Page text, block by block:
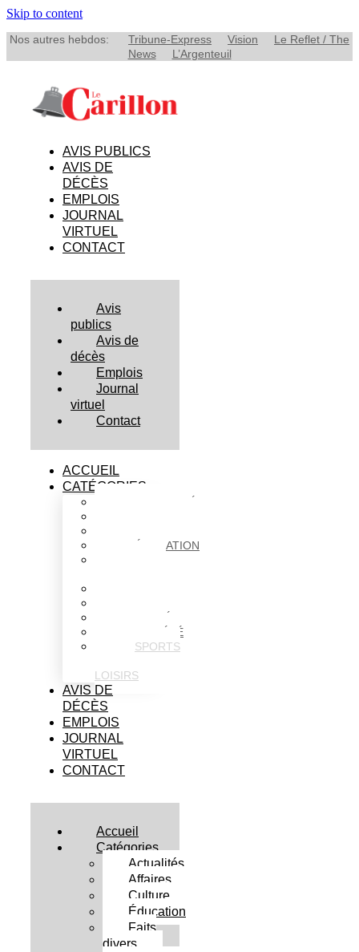
Skip to content
Nos autres hebdos: Tribune-Express Vision
Le Reflet / The
News
L’Argenteuil
AVIS PUBLICS
AVIS DE
DÉCÈS
EMPLOIS
JOURNAL
VIRTUEL
CONTACT
Avis
publics
Avis de
décès
Emplois
Journal
virtuel
Contact
ACCUEIL
CATÉGORIES
ÉDUCATION
SOCIÉTÉ
SPORTS
LOISIRS
AVIS DE
DÉCÈS
EMPLOIS
JOURNAL
VIRTUEL
CONTACT
Accueil
Catégories
Actualités
Affaires
Culture
Éducation
Faits
divers